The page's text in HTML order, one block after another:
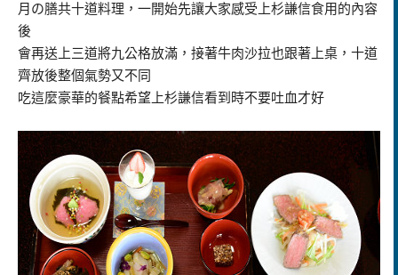
月の膳共十道料理，一開始先讓大家感受上杉謙信食用的內容
後
會再送上三道將九公格放滿，接著牛肉沙拉也跟著上桌，十道
齊放後整個氣勢又不同
吃這麼豪華的餐點希望上杉謙信看到時不要吐血才好